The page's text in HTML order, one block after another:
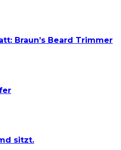
Braun’s Beard Trimmer
sitzt.